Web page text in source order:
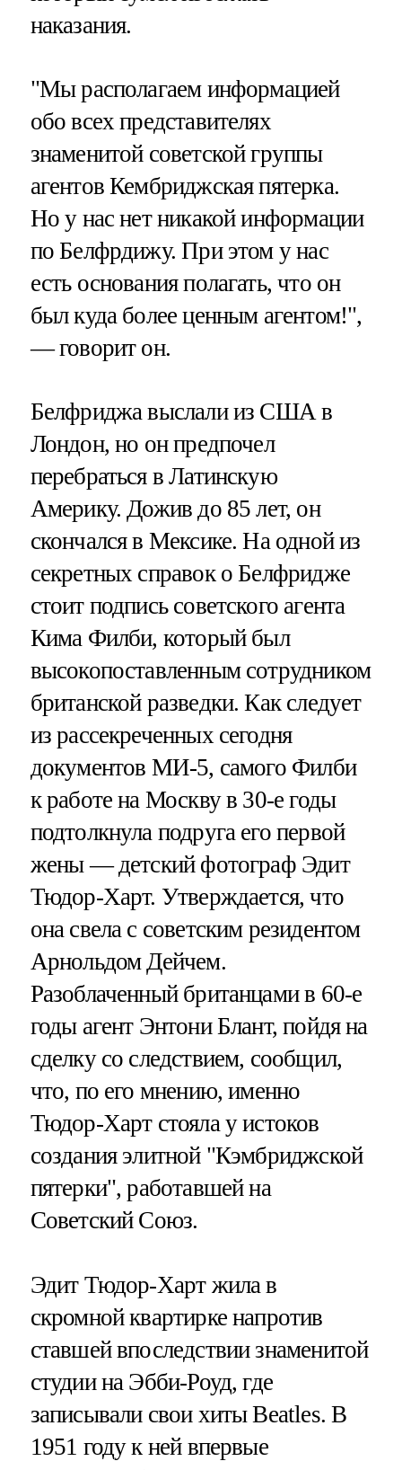
наказания.
"Мы располагаем информацией
обо всех представителях
знаменитой советской группы
агентов Кембриджская пятерка.
Но у нас нет никакой информации
по Белфрдижу. При этом у нас
есть основания полагать, что он
был куда более ценным агентом!",
— говорит он.
Белфриджа выслали из США в
Лондон, но он предпочел
перебраться в Латинскую
Америку. Дожив до 85 лет, он
скончался в Мексике. На одной из
секретных справок о Белфридже
стоит подпись советского агента
Кима Филби, который был
высокопоставленным сотрудником
британской разведки. Как следует
из рассекреченных сегодня
документов МИ-5, самого Филби
к работе на Москву в 30-е годы
подтолкнула подруга его первой
жены — детский фотограф Эдит
Тюдор-Харт. Утверждается, что
она свела с советским резидентом
Арнольдом Дейчем.
Разоблаченный британцами в 60-е
годы агент Энтони Блант, пойдя на
сделку со следствием, сообщил,
что, по его мнению, именно
Тюдор-Харт стояла у истоков
создания элитной "Кэмбриджской
пятерки", работавшей на
Советский Союз.
Эдит Тюдор-Харт жила в
скромной квартирке напротив
ставшей впоследствии знаменитой
студии на Эбби-Роуд, где
записывали свои хиты Beatles. В
1951 году к ней впервые